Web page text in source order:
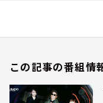
この記事の番組情